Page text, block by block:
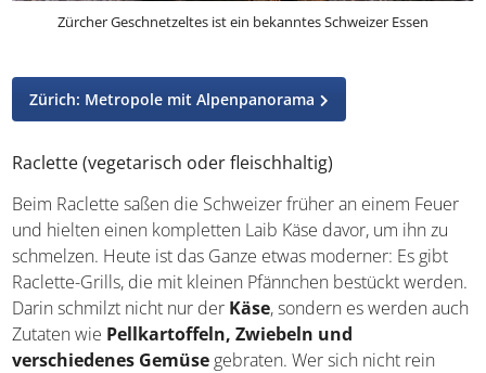
Zürcher Geschnetzeltes ist ein bekanntes Schweizer Essen
Zürich: Metropole mit Alpenpanorama
Raclette (vegetarisch oder fleischhaltig)
Beim Raclette saßen die Schweizer früher an einem
Feuer und hielten einen kompletten Laib Käse davor, um
ihn zu schmelzen. Heute ist das Ganze etwas moderner: